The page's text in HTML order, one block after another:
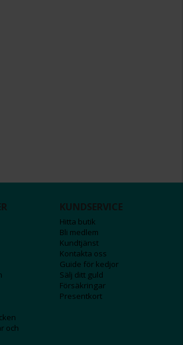
och
KUNDSERVICE
Hitta butik
Bli medlem
Kundtjänst
Kontakta oss
Guide för kedjor
Sälj ditt guld
Försäkringar
Presentkort